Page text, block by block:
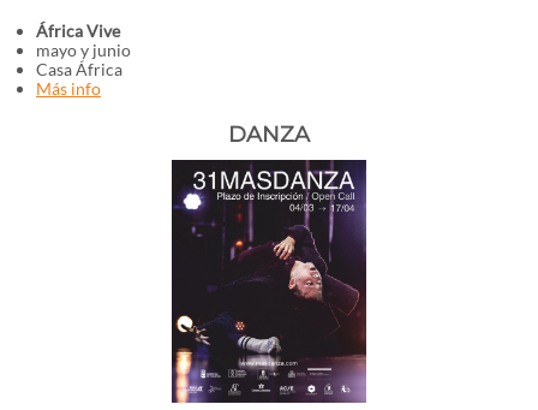
África Vive
mayo y junio
Casa África
Más info
DANZA